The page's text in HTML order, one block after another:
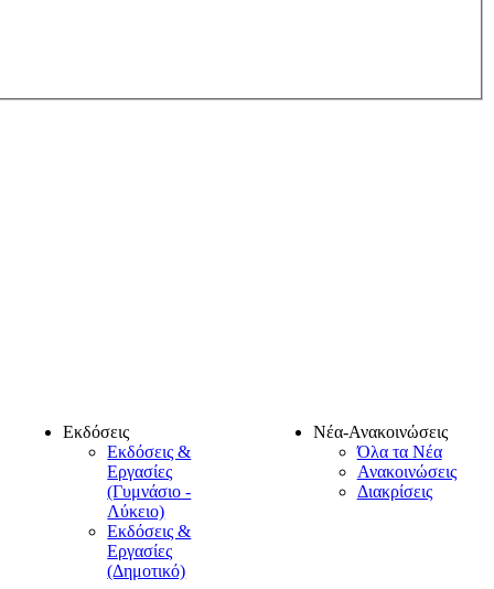
Εκδόσεις
Εκδόσεις &
Εργασίες
(Γυμνάσιο -
Λύκειο)
Εκδόσεις &
Εργασίες
(Δημοτικό)
Νέα-Ανακοινώσεις
Όλα τα Νέα
Ανακοινώσεις
Διακρίσεις